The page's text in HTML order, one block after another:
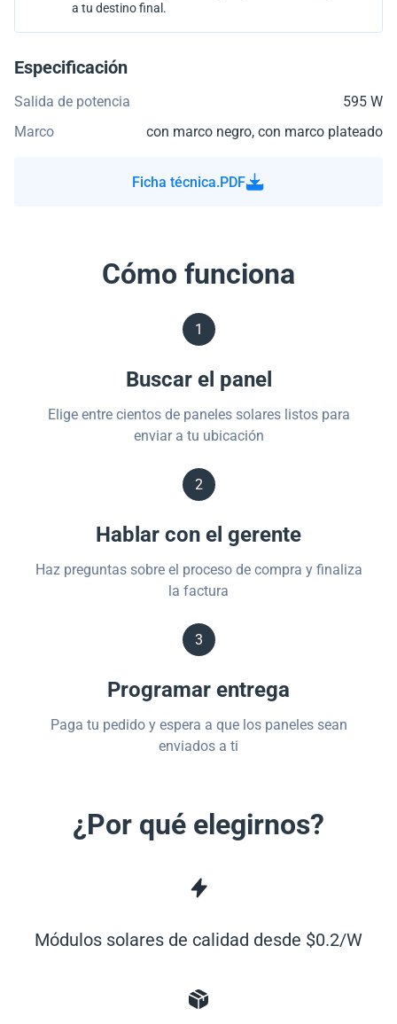
a tu destino final.
Especificación
Salida de potencia
595 W
Marco
con marco negro, con marco plateado
Ficha técnica.PDF
Cómo funciona
1
Buscar el panel
Elige entre cientos de paneles solares listos para
enviar a tu ubicación
2
Hablar con el gerente
Haz preguntas sobre el proceso de compra y finaliza
la factura
3
Programar entrega
Paga tu pedido y espera a que los paneles sean
enviados a ti
¿Por qué elegirnos?
Módulos solares de calidad desde $0.2/W